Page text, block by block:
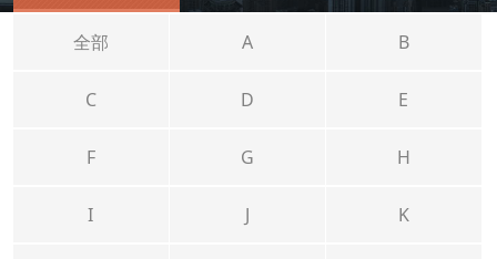
全部 A B
C D E
F G H
I J K